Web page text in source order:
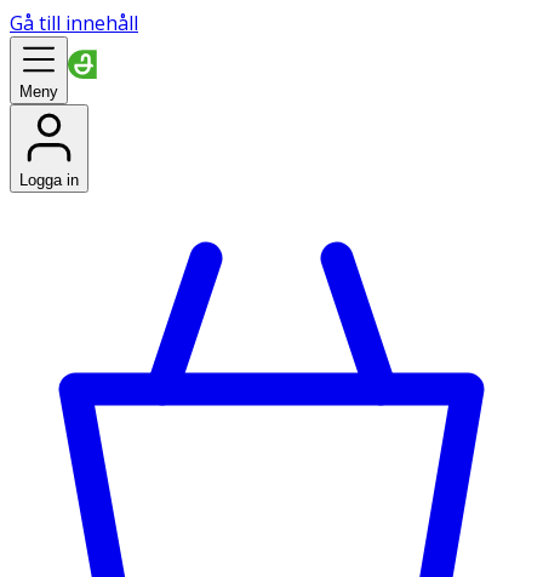
Gå till innehåll
Meny
Logga in